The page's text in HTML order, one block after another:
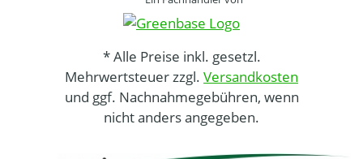
* Alle Preise inkl. gesetzl.
Mehrwertsteuer zzgl. Versandkosten
und ggf. Nachnahmegebühren, wenn
nicht anders angegeben.